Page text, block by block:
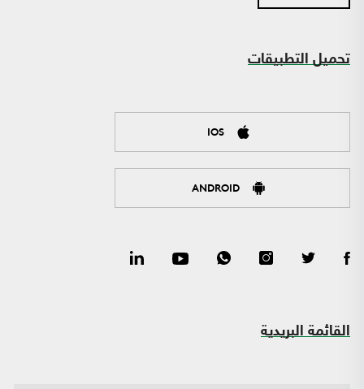
تحميل التطبيقات
IOS
ANDROID
القائمة البريدية